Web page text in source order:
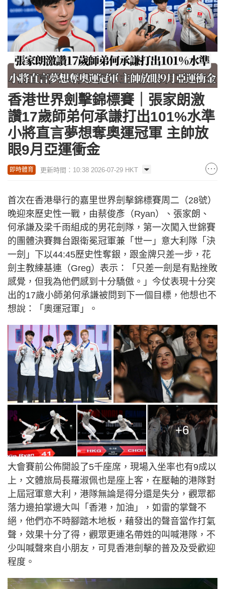
香港世界劍擊錦標賽｜張家朗激
讚17歲師弟何承謙打出101%水準
小將直言夢想奪奧運冠軍 主帥放
眼9月亞運衝金
即時體育 更新時間：10:38 2026-07-29 HKT
首次在香港舉行的嘉里世界劍擊錦標賽周二（28號）
晚迎來歷史性一戰，由蔡俊彥（Ryan）、張家朗、
何承謙及梁千雨組成的男花劍隊，第一次闖入世錦賽
的團體決賽舞台跟衛冕冠軍兼「世一」意大利隊「決
一劍」下以44:45歷史性奪銀，跟金牌只差一步，花
劍主教練基連（Greg）表示：「只差一劍是有點挫敗
感覺，但我為他們感到十分驕傲。」今仗表現十分突
出的17歲小師弟何承謙被問到下一個目標，他想也不
想說：「奧運冠軍」。
+6
大會賽前公佈開設了5千座席，現場入坐率也有9成以
上，文體旅局長羅淑佩也是座上客，在壓軸的港隊對
上屆冠軍意大利，港隊無論是得分還是失分，觀眾都
落力邊拍掌邊大叫「香港，加油」，如雷的掌聲不
絕，他們亦不時腳踏木地板，藉發出的聲音當作打氣
聲，效果十分了得，觀眾更連名帶姓的叫喊港隊，不
少叫喊聲來自小朋友，可見香港劍擊的普及及受歡迎
程度。